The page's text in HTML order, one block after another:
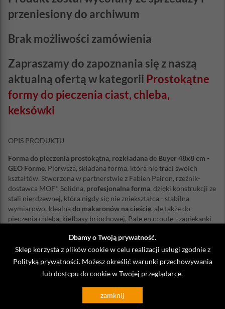
Dbamy o Twoją prywatność.
Sklep korzysta z plików cookie w celu realizacji usługi zgodnie z
Polityką prywatności . Możesz określić warunki przechowywania
lub dostępu do cookie w Twojej przeglądarce.
zamknij
przeniesiony do archiwum
Brak możliwości zamówienia
Zapraszamy do zapoznania się z naszą
aktualną ofertą w kategorii Prostokątne
formy do pieczenia ciast, chleba,
keksówki
OPIS PRODUKTU
Forma do pieczenia prostokątna, rozkładana de Buyer 48x8 cm -
GEO Forme. Pierwsza, składana forma, która nie traci swoich
kształtów. Stworzona w partnerstwie z Fabien Pairon, rzeźnik-
dostawca MOF*. Solidna, profesjonalna forma, dzięki konstrukcji ze
stali nierdzewnej, która nigdy się nie zniekształca - stabilna
wymiarowo. Idealna do makaronów na cieście, ale także do
pieczenia chleba, kiełbasy briochowej, Pate en croute - zapiekanki
używana z papierem do pieczenia w piekarniku.
Składa się z podstawy i czterech ścian bocznych. Dzięki zawiasom,
możemy rozłożyć formę na „płasko” i idealnie dopasować jej
wymiar do rozmiaru nadzienia.
*najlepszy francuski rzemieślnik w swojej dziedzinie.
Materiał: stal nierdzewna